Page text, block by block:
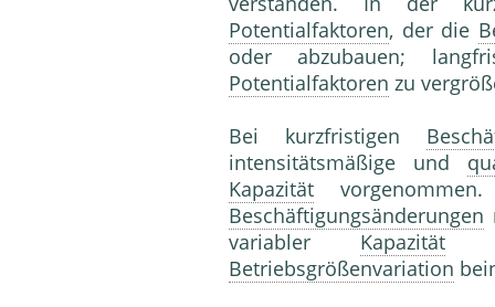
Potentialfaktoren, der die
oder abzubauen;
Potentialfaktoren zu
Bei kurzfristigen
intensitätsmäßige und
Kapazität
Beschäftigungsänderungen
variabler Kapazität
Betriebsgrößenvariation